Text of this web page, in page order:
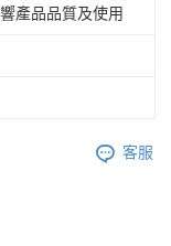
產品品質及使用
客服